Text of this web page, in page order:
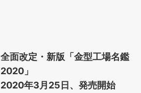
全面改定・新版「金型工場名鑑
2020」
2020年3月25日、発売開始